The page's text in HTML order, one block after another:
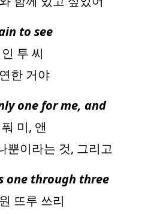
to see
투 씨
한 거야
one for me, and
미, 앤
뿐이라는 것, 그리고
one through three
뜨루 쓰리